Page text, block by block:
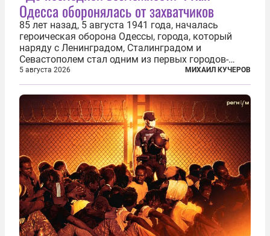
Одесса оборонялась от захватчиков
85 лет назад, 5 августа 1941 года, началась
героическая оборона Одессы, города, который
наряду с Ленинградом, Сталинградом и
Севастополем стал одним из первых городов-
героев. Историки приводят фразу из телеграммы
Иосифа Сталина, датированной сентябрем 1941-
го: «Прошу героических участников обороны...
5 августа 2026 МИХАИЛ КУЧЕРОВ